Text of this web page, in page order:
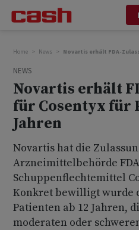
Home News Novartis erhält FDA-
NEWS
Novartis erhält
für Cosentyx für
Jahren
Novartis hat die
Arzneimittelbehörde
Schuppenflechtemittel
Konkret bewilligt wurde
Patienten ab 12 Jahren,
moderaten oder